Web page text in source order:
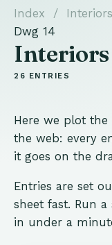
Index / Interiors
Dwg 14
26 ENTRIES
Here we plot
the web: every
it goes on the
Entries are set
sheet fast. Run
in under a